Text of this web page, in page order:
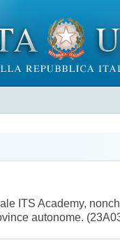
ITS Academy,
autonome.